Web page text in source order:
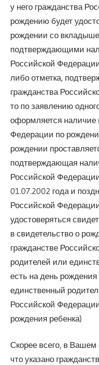
у него гражданства
рождению будет
рождении со
подтверждающими
Российской
либо отметка,
гражданства
то по заявлению
оформляется наличие
Федерации по
рождении
подтверждающая
Российской
01.07.2002 года и
Российской
удостоверяться
в свидетельство о
гражданстве
родителей или
есть на день
единственный
Российской
рождения ребенка)​​
Скорее всего, в Вашем
что указано